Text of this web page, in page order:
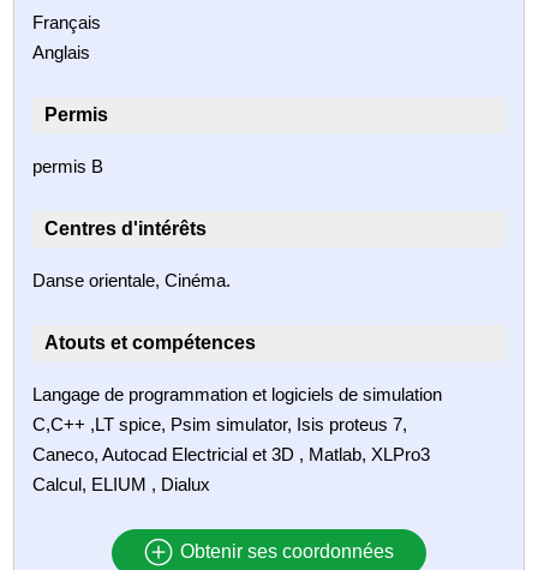
Français
Anglais
Permis
permis B
Centres d'intérêts
Danse orientale, Cinéma.
Atouts et compétences
Langage de programmation et logiciels de simulation
C,C++ ,LT spice, Psim simulator, Isis proteus 7,
Caneco, Autocad Electricial et 3D , Matlab, XLPro3
Calcul, ELIUM , Dialux
Obtenir ses coordonnées